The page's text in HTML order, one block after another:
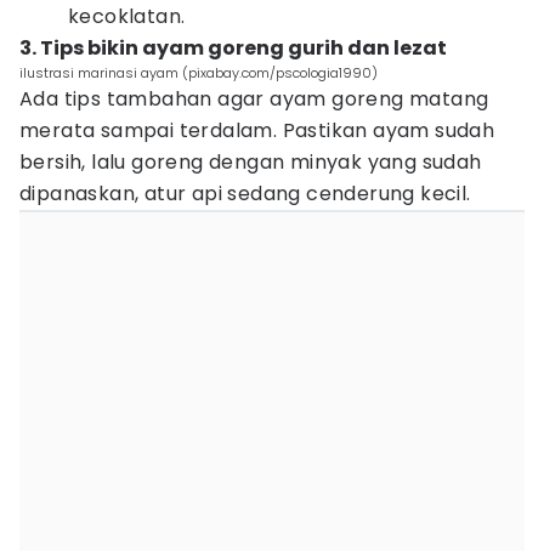
kecoklatan.
3. Tips bikin ayam goreng gurih dan lezat
ilustrasi marinasi ayam (pixabay.com/pscologia1990)
Ada tips tambahan agar ayam goreng matang
merata sampai terdalam. Pastikan ayam sudah
bersih, lalu goreng dengan minyak yang sudah
dipanaskan, atur api sedang cenderung kecil.